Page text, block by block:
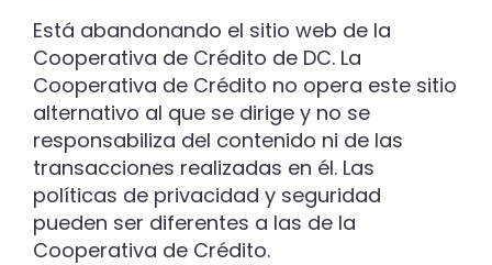
Está abandonando el sitio web de la
Cooperativa de Crédito de DC. La
Cooperativa de Crédito no opera este sitio
alternativo al que se dirige y no se
responsabiliza del contenido ni de las
transacciones realizadas en él. Las
políticas de privacidad y seguridad
pueden ser diferentes a las de la
Cooperativa de Crédito.